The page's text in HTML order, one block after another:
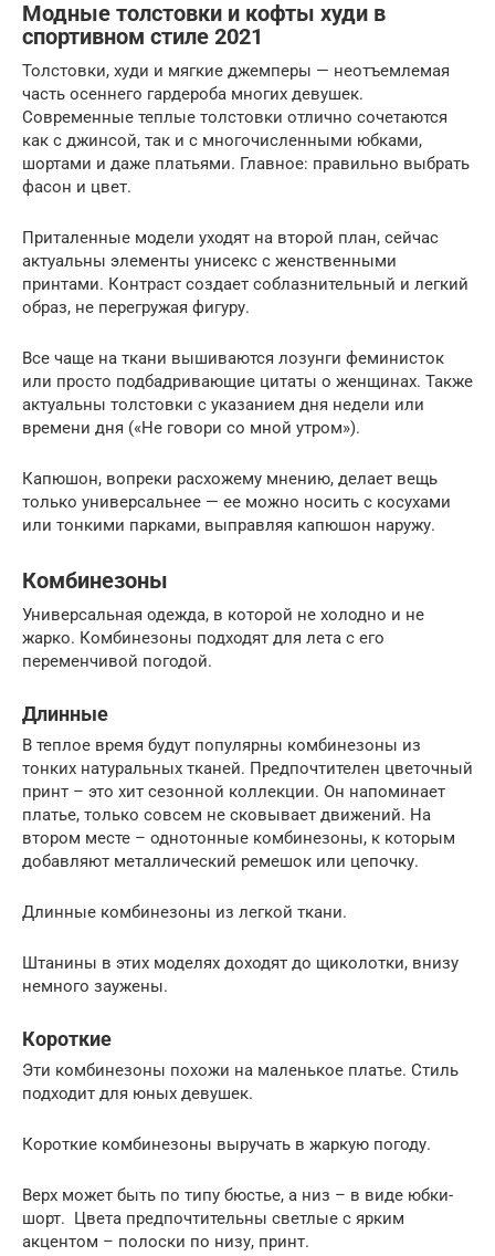
Модные толстовки и кофты худи в
спортивном стиле 2021
Толстовки, худи и мягкие джемперы — неотъемлемая
часть осеннего гардероба многих девушек.
Современные теплые толстовки отлично сочетаются
как с джинсой, так и с многочисленными юбками,
шортами и даже платьями. Главное: правильно выбрать
фасон и цвет.
Приталенные модели уходят на второй план, сейчас
актуальны элементы унисекс с женственными
принтами. Контраст создает соблазнительный и легкий
образ, не перегружая фигуру.
Все чаще на ткани вышиваются лозунги феминисток
или просто подбадривающие цитаты о женщинах. Также
актуальны толстовки с указанием дня недели или
времени дня («Не говори со мной утром»).
Капюшон, вопреки расхожему мнению, делает вещь
только универсальнее — ее можно носить с косухами
или тонкими парками, выправляя капюшон наружу.
Комбинезоны
Универсальная одежда, в которой не холодно и не
жарко. Комбинезоны подходят для лета с его
переменчивой погодой.
Длинные
В теплое время будут популярны комбинезоны из
тонких натуральных тканей. Предпочтителен цветочный
принт – это хит сезонной коллекции. Он напоминает
платье, только совсем не сковывает движений. На
втором месте – однотонные комбинезоны, к которым
добавляют металлический ремешок или цепочку.
Длинные комбинезоны из легкой ткани.
Штанины в этих моделях доходят до щиколотки, внизу
немного заужены.
Короткие
Эти комбинезоны похожи на маленькое платье. Стиль
подходит для юных девушек.
Короткие комбинезоны выручать в жаркую погоду.
Верх может быть по типу бюстье, а низ – в виде юбки-
шорт. Цвета предпочтительны светлые с ярким
акцентом – полоски по низу, принт.